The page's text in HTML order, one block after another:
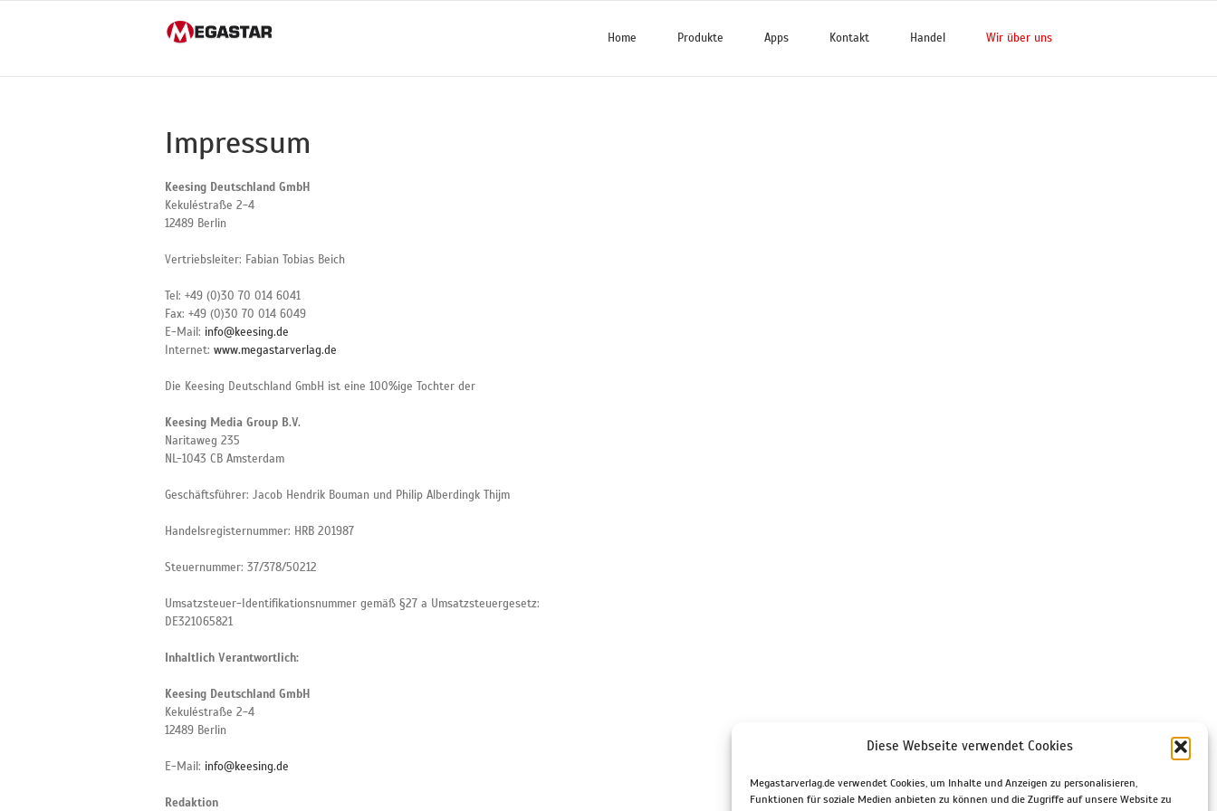
Diese Webseite verwendet Cookies
Megastarverlag.de verwendet Cookies, um Inhalte und Anzeigen zu personalisieren,
Funktionen für soziale Medien anbieten zu können und die Zugriffe auf unsere Website zu
Home Produkte Apps Kontakt Handel Wir über uns
Impressum
Keesing Deutschland GmbH
Kekuléstraße 2-4
12489 Berlin
Vertriebsleiter: Fabian Tobias Beich
Tel: +49 (0)30 70 014 6041
Fax: +49 (0)30 70 014 6049
E-Mail: info@keesing.de
Internet: www.megastarverlag.de
Die Keesing Deutschland GmbH ist eine 100%ige Tochter der
Keesing Media Group B.V.
Naritaweg 235
NL-1043 CB Amsterdam
Geschäftsführer: Jacob Hendrik Bouman und Philip Alberdingk Thijm
Handelsregisternummer: HRB 201987
Steuernummer: 37/378/50212
Umsatzsteuer-Identifikationsnummer gemäß §27 a Umsatzsteuergesetz:
DE321065821
Inhaltlich Verantwortlich:
Keesing Deutschland GmbH
Kekuléstraße 2-4
12489 Berlin
E-Mail: info@keesing.de
Redaktion